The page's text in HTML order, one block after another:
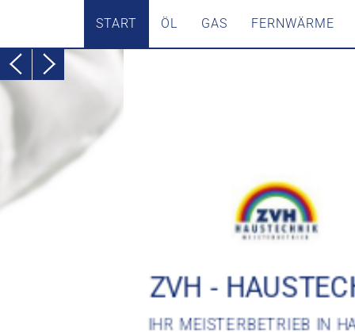
START ÖL GAS FERNWÄRME
ZVH - HAUSTECHNIK
IHR MEISTERBETRIEB IN HAMBURG